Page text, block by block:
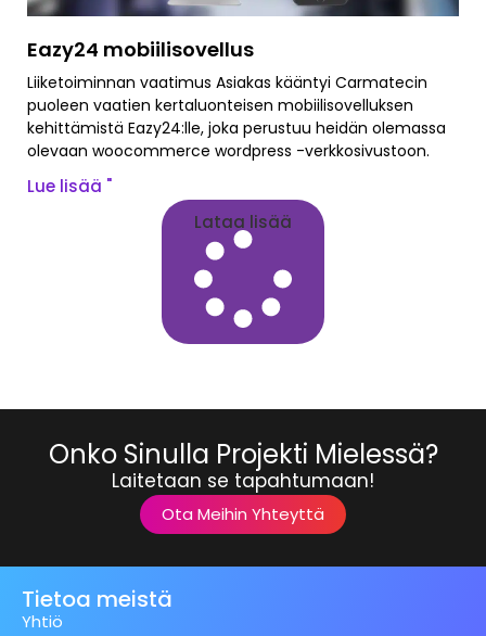
Eazy24 mobiilisovellus
Liiketoiminnan vaatimus Asiakas kääntyi Carmatecin
puoleen vaatien kertaluonteisen mobiilisovelluksen
kehittämistä Eazy24:lle, joka perustuu heidän olemassa
olevaan woocommerce wordpress -verkkosivustoon.
Lue lisää "
Lataa lisää
Onko Sinulla Projekti Mielessä?
Laitetaan se tapahtumaan!
Ota Meihin Yhteyttä
Tietoa meistä
Yhtiö